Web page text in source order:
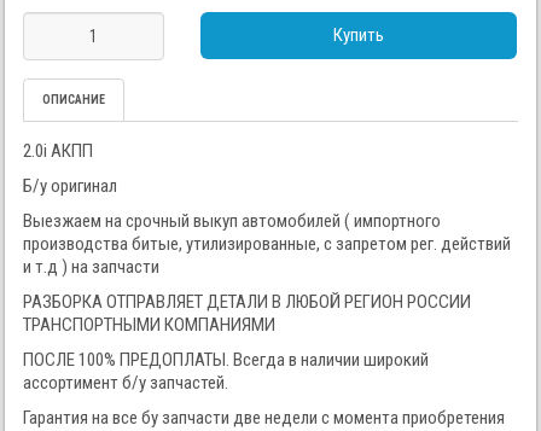
Купить
ОПИСАНИЕ
2.0i АКПП
Б/у оригинал
Выезжаем на срочный выкуп автомобилей ( импортного
производства битые, утилизированные, с запретом рег. действий
и т.д ) на запчасти
РАЗБОРКА ОТПРАВЛЯЕТ ДЕТАЛИ В ЛЮБОЙ РЕГИОН РОССИИ
ТРАНСПОРТНЫМИ КОМПАНИЯМИ
ПОСЛЕ 100% ПРЕДОПЛАТЫ. Всегда в наличии широкий
ассортимент б/у запчастей.
Гарантия на все бу запчасти две недели с момента приобретения